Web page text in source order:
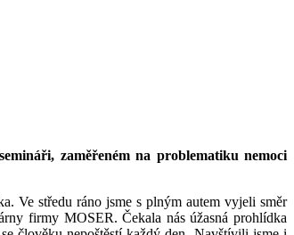
zaměřeném na problematiku nemoci
Ve středu ráno jsme s plným autem vyjeli směr
firmy MOSER. Čekala nás úžasná prohlídka